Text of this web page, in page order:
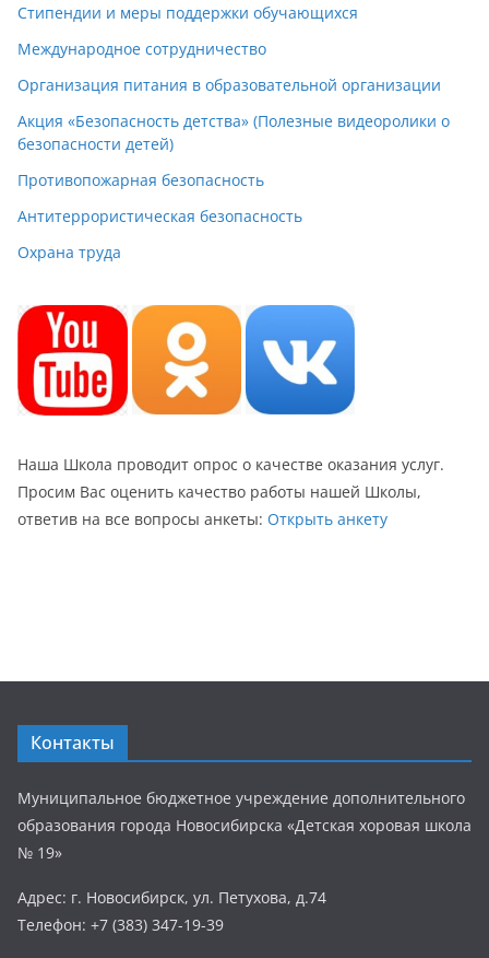
Стипендии и меры поддержки обучающихся
Международное сотрудничество
Организация питания в образовательной организации
Акция «Безопасность детства» (Полезные видеоролики о
безопасности детей)
Противопожарная безопасность
Антитеррористическая безопасность
Охрана труда
Наша Школа проводит опрос о качестве оказания услуг.
Просим Вас оценить качество работы нашей Школы,
ответив на все вопросы анкеты: Открыть анкету
Контакты
Муниципальное бюджетное учреждение дополнительного
образования города Новосибирска «Детская хоровая школа
№ 19»
Адрес: г. Новосибирск, ул. Петухова, д.74
Телефон: +7 (383) 347-19-39